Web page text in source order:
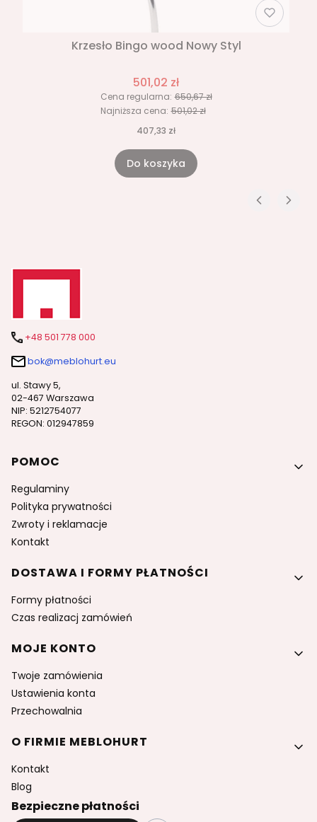
Krzesło Bingo wood Nowy Styl
501,02 zł
Cena regularna: 650,67 zł
Najniższa cena: 501,02 zł
407,33 zł
Do koszyka
+48 501 778 000
bok@meblohurt.eu
ul. Stawy 5,
02-467 Warszawa
NIP: 5212754077
REGON: 012947859
Linki w stopce
POMOC
Regulaminy
Polityka prywatności
Zwroty i reklamacje
Kontakt
DOSTAWA I FORMY PŁATNOŚCI
Formy płatności
Czas realizacj zamówień
MOJE KONTO
Twoje zamówienia
Ustawienia konta
Przechowalnia
O FIRMIE MEBLOHURT
Kontakt
Blog
Bezpieczne płatności